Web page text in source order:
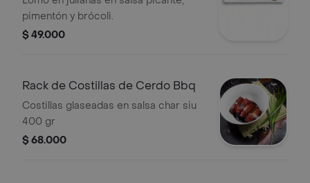
pimentón y brócoli.
$ 49.000
Rack de Costillas de Cerdo Bbq
Costillas glaseadas en salsa char siu
400 gr
$ 68.000